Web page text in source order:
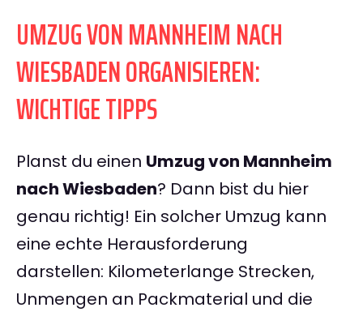
UMZUG VON MANNHEIM NACH
WIESBADEN ORGANISIEREN:
WICHTIGE TIPPS
Planst du einen Umzug von Mannheim
nach Wiesbaden? Dann bist du hier
genau richtig! Ein solcher Umzug kann
eine echte Herausforderung
darstellen: Kilometerlange Strecken,
Unmengen an Packmaterial und die